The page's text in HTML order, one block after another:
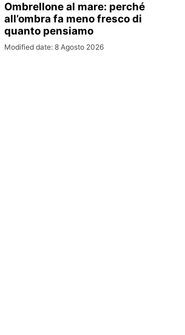
Ombrellone al mare: perché
all’ombra fa meno fresco di
quanto pensiamo
Modified date: 8 Agosto 2026